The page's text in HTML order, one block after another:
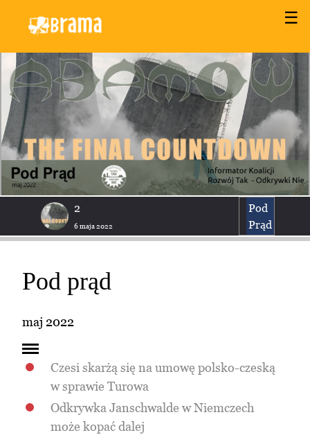
☰
2
6 maja 2022
Pod
Prąd
Pod prąd
maj 2022
Czesi skarżą się na umowę polsko-czeską
w sprawie Turowa
Odkrywka Janschwalde w Niemczech
może kopać dalej